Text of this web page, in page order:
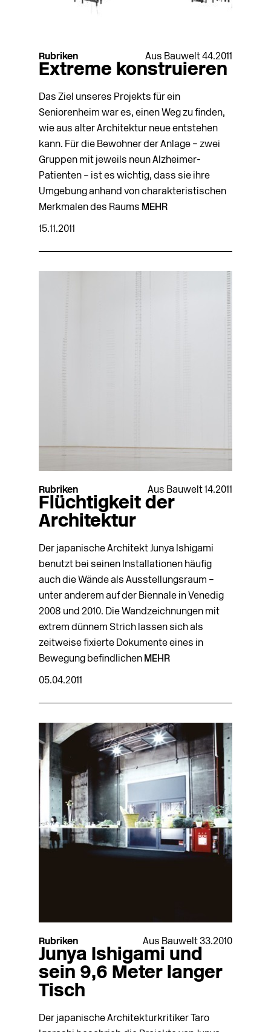
Rubriken Aus Bauwelt 44.2011
Extreme konstruieren
Das Ziel unseres Projekts für ein
Seniorenheim war es, einen Weg zu finden,
wie aus alter Architektur neue entstehen
kann. Für die Bewohner der Anlage – zwei
Gruppen mit jeweils neun Alzheimer-
Patienten – ist es wichtig, dass sie ihre
Umgebung anhand von charakteristischen
Merkmalen des Raums MEHR
15.11.2011
Rubriken Aus Bauwelt 14.2011
Flüchtigkeit der
Architektur
Der japanische Architekt Junya Ishigami
benutzt bei seinen Installationen häufig
auch die Wände als Ausstellungsraum –
unter anderem auf der Biennale in Venedig
2008 und 2010. Die Wandzeichnungen mit
extrem dünnem Strich lassen sich als
zeitweise fixierte Dokumente eines in
Bewegung befindlichen MEHR
05.04.2011
Rubriken Aus Bauwelt 33.2010
Junya Ishigami und
sein 9,6 Meter langer
Tisch
Der japanische Architekturkritiker Taro